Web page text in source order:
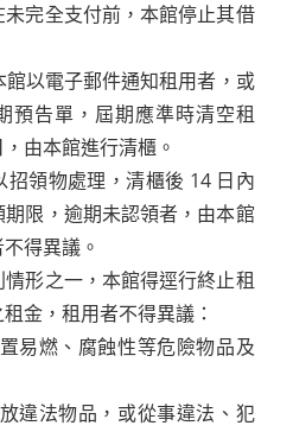
完全支付前，本館停止其借
以電子郵件通知租用者，或
預告單，屆期應準時清空租
由本館進行清櫃。
招領物處理，清櫃後 14 日內
限，逾期未認領者，由本館
得異議。
形之一，本館得逕行終止租
金，租用者不得異議：
易燃、腐蝕性等危險物品及
違法物品，或從事違法、犯